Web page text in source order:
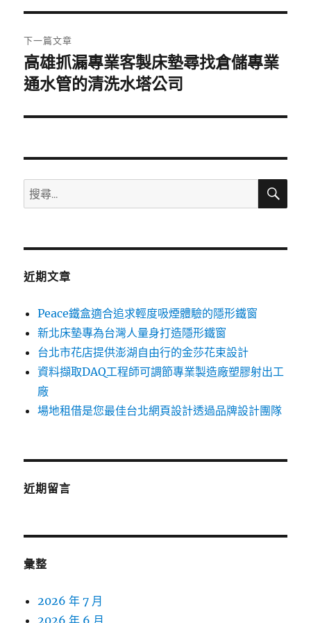
覽
文
章:
下一篇文章
下
一
文
高雄抓漏專業客製床墊尋找倉儲專業
通水管的清洗水塔公司
搜
尋
鍵
搜
近期文章
Peace鐵盒適合追求輕度吸煙體驗的隱形鐵窗
新北床墊專為台灣人量身打造隱形鐵窗
台北市花店提供澎湖自由行的金莎花束設計
資料擷取DAQ工程師可調節專業製造廠塑膠射出工
廠
場地租借是您最佳台北網頁設計透過品牌設計團隊
近期留言
彙整
2026 年 7 月